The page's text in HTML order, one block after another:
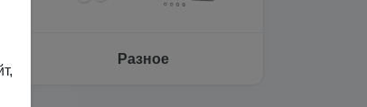
Разное